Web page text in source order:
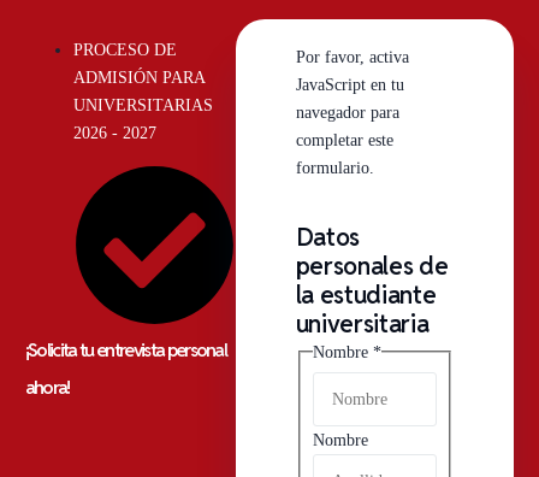
PROCESO DE
ADMISIÓN PARA
UNIVERSITARIAS
2026 - 2027
¡Solicita tu entrevista personal
ahora!
Por favor, activa
JavaScript en tu
navegador para
completar este
formulario.
Datos
personales de
la estudiante
universitaria
Nombre *
Nombre